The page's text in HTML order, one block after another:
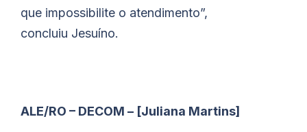
que impossibilite o atendimento”,
concluiu Jesuíno.
ALE/RO – DECOM – [Juliana Martins]